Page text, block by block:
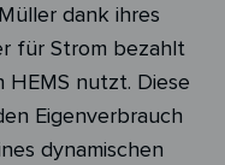
dank ihres
für Strom bezahlt
HEMS nutzt. Diese
Eigenverbrauch
dynamischen